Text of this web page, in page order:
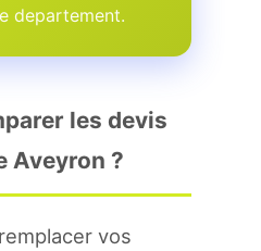
departement.
les devis
Aveyron ?
vos